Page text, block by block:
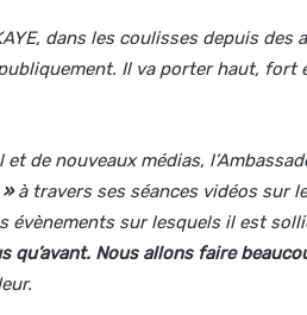
dans les coulisses depuis des
Il va porter haut, fort
de nouveaux médias,
à travers ses séances vidéos sur
évènements sur lesquels il est
qu’avant. Nous allons faire